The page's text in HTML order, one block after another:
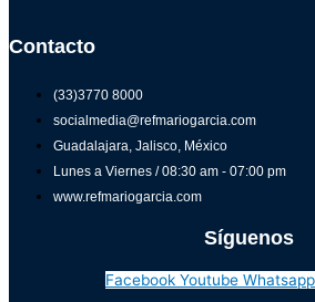
Contacto
(33)3770 8000
socialmedia@refmariogarcia.com
Guadalajara, Jalisco, México
Lunes a Viernes / 08:30 am - 07:00 pm
www.refmariogarcia.com
Síguenos
Facebook Youtube Whatsapp